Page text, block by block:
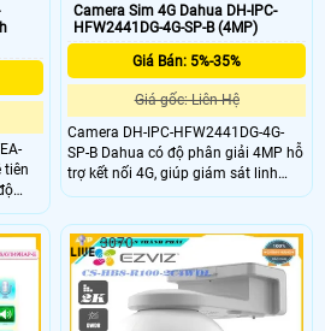
tiên
góc
hình
Camera Sim 4G Dahua DH-IPC-
HFW2441DG-4G-SP-B (4MP)
Giá Bán: 5%-35%
Giá gốc: Liên Hệ
Camera DH-IPC-HFW2441DG-4G-
SP-B Dahua có độ phân giải 4MP hỗ
trợ kết nối 4G, giúp giám sát linh
hoạt ở mọi nơi phù hợp lắp đặt ở
pin năng lượng mặt trời, đàm thoại
hai chiều và AI phân biệt người, xe.
Với hồng ngoại 30m và LED sáng
trắng 20m camera đảm bảo hình
ảnh rõ nét cả ngày lẫn đêm và lưu
3070